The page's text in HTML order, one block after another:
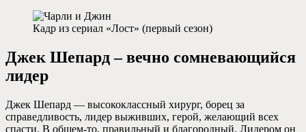
Кадр из сериал «Лост» (первый сезон)
Джек Шепард – вечно сомневающийся
лидер
Джек Шепард — высококлассный хирург, борец за
справедливость, лидер выживших, герой, желающий всех
спасти. В общем-то, правильный и благородный. Лидером он